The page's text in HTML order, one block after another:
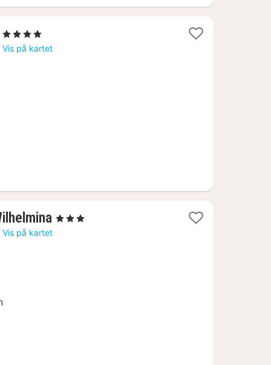
1
natt
, 4 Stjerner
Vis på kartet
1
, 3 Stjerner
Vis på kartet